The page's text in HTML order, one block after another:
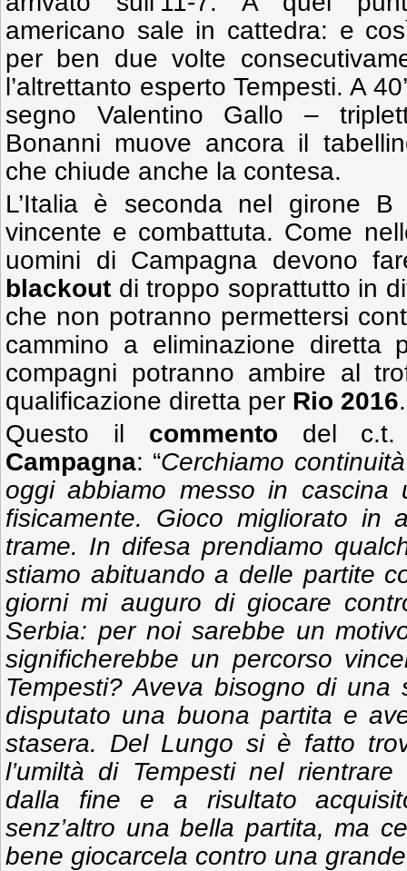
americano sale in cattedra: e
per ben due volte
l’altrettanto esperto Tempesti. A
segno Valentino Gallo –
Bonanni muove ancora il
che chiude anche la contesa.
L’Italia è seconda nel girone B
vincente e combattuta. Come
uomini di Campagna devono
blackout di troppo soprattutto in
che non potranno permettersi
cammino a eliminazione diretta
compagni potranno ambire al
qualificazione diretta per Rio 2016.
Questo il commento del c.t.
Campagna: “Cerchiamo
oggi abbiamo messo in cascina
fisicamente. Gioco migliorato in
trame. In difesa prendiamo
stiamo abituando a delle partite
giorni mi auguro di giocare
Serbia: per noi sarebbe un
significherebbe un percorso
Tempesti? Aveva bisogno di
disputato una buona partita e
stasera. Del Lungo si è fatto
l’umiltà di Tempesti nel
dalla fine e a risultato
senz’altro una bella partita, ma
bene giocarcela contro una